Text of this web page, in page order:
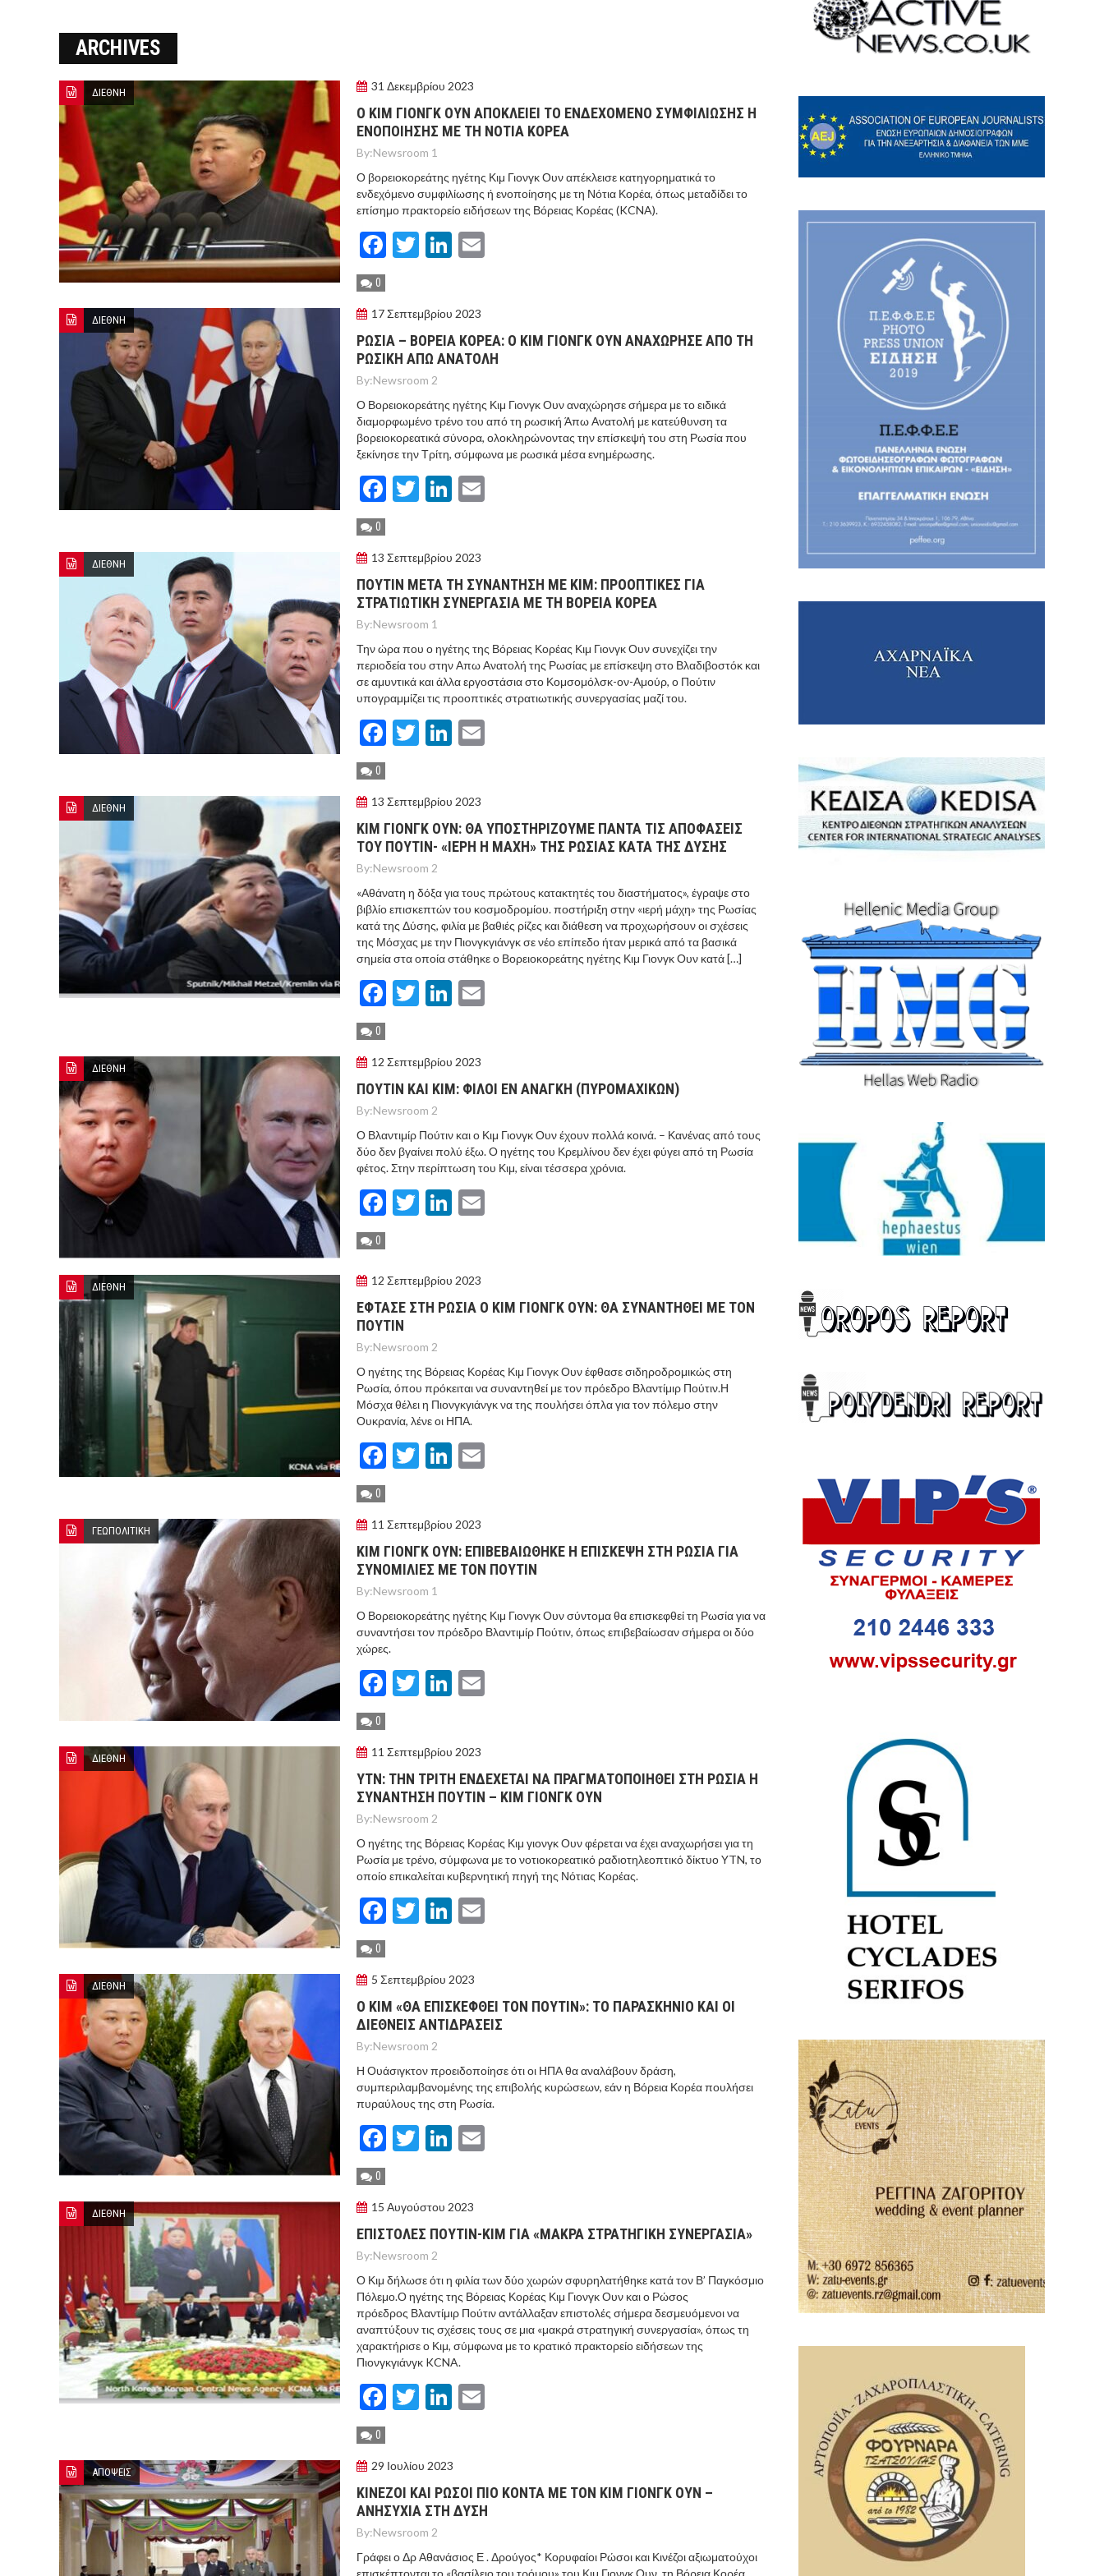
ARCHIVES
ΔΙΕΘΝΗ 31 Δεκεμβρίου 2023
Ο ΚΙΜ ΓΙΟΝΓΚ ΟΥΝ ΑΠΟΚΛΕΙΕΙ ΤΟ ΕΝΔΕΧΟΜΕΝΟ ΣΥΜΦΙΛΙΩΣΗΣ Η
ΕΝΟΠΟΙΗΣΗΣ ΜΕ ΤΗ ΝΟΤΙΑ ΚΟΡΕΑ
By:Newsroom 1
Ο βορειοκορεάτης ηγέτης Κιμ Γιονγκ Ουν απέκλεισε κατηγορηματικά το
ενδεχόμενο συμφιλίωσης ή ενοποίησης με τη Νότια Κορέα, όπως μεταδίδει το
επίσημο πρακτορείο ειδήσεων της Βόρειας Κορέας (KCNA).
Facebook
TwitterLinkedIn
0
ΔΙΕΘΝΗ 17 Σεπτεμβρίου 2023
ΡΩΣΙΑ – ΒΟΡΕΙΑ ΚΟΡΕΑ: Ο ΚΙΜ ΓΙΟΝΓΚ ΟΥΝ ΑΝΑΧΩΡΗΣΕ ΑΠΟ ΤΗ
ΡΩΣΙΚΗ ΆΠΩ ΑΝΑΤΟΛΗ
By:Newsroom 2
Ο Βορειοκορεάτης ηγέτης Κιμ Γιονγκ Ουν αναχώρησε σήμερα με το ειδικά
διαμορφωμένο τρένο του από τη ρωσική Άπω Ανατολή με κατεύθυνση τα
βορειοκορεατικά σύνορα, ολοκληρώνοντας την επίσκεψή του στη Ρωσία που
ξεκίνησε την Τρίτη, σύμφωνα με ρωσικά μέσα ενημέρωσης.
Facebook
TwitterLinkedIn
0
ΔΙΕΘΝΗ 13 Σεπτεμβρίου 2023
ΠΟΥΤΙΝ ΜΕΤΑ ΤΗ ΣΥΝΑΝΤΗΣΗ ΜΕ ΚΙΜ: ΠΡΟΟΠΤΙΚΕΣ ΓΙΑ
ΣΤΡΑΤΙΩΤΙΚΗ ΣΥΝΕΡΓΑΣΙΑ ΜΕ ΤΗ ΒΟΡΕΙΑ ΚΟΡΕΑ
By:Newsroom 1
Την ώρα που ο ηγέτης της Βόρειας Κορέας Κιμ Γιονγκ Ουν συνεχίζει την
περιοδεία του στην Απω Ανατολή της Ρωσίας με επίσκεψη στο Βλαδιβοστόκ και
σε αμυντικά και άλλα εργοστάσια στο Κομσομόλσκ-ον-Αμούρ, ο Πούτιν
υπογραμμίζει τις προοπτικές στρατιωτικής συνεργασίας μαζί του.
Facebook
TwitterLinkedIn
0
ΔΙΕΘΝΗ 13 Σεπτεμβρίου 2023
ΚΙΜ ΓΙΟΝΓΚ ΟΥΝ: ΘΑ ΥΠΟΣΤΗΡΙΖΟΥΜΕ ΠΑΝΤΑ ΤΙΣ ΑΠΟΦΑΣΕΙΣ
ΤΟΥ ΠΟΥΤΙΝ- «ΙΕΡΗ Η ΜΑΧΗ» ΤΗΣ ΡΩΣΙΑΣ ΚΑΤΑ ΤΗΣ ΔΥΣΗΣ
By:Newsroom 2
«Αθάνατη η δόξα για τους πρώτους κατακτητές του διαστήματος», έγραψε στο
βιβλίο επισκεπτών του κοσμοδρομίου. ποστήριξη στην «ιερή μάχη» της Ρωσίας
κατά της Δύσης, φιλία με βαθιές ρίζες και διάθεση να προχωρήσουν οι σχέσεις
της Μόσχας με την Πιονγκγιάνγκ σε νέο επίπεδο ήταν μερικά από τα βασικά
σημεία στα οποία στάθηκε ο Βορειοκορεάτης ηγέτης Κιμ Γιονγκ Ουν κατά […]
Facebook
TwitterLinkedIn
0
ΔΙΕΘΝΗ 12 Σεπτεμβρίου 2023
ΠΟΥΤΙΝ ΚΑΙ ΚΙΜ: ΦΙΛΟΙ ΕΝ ΑΝΑΓΚΗ (ΠΥΡΟΜΑΧΙΚΩΝ)
By:Newsroom 2
Ο Βλαντιμίρ Πούτιν και ο Κιμ Γιονγκ Ουν έχουν πολλά κοινά. – Κανένας από τους
δύο δεν βγαίνει πολύ έξω. Ο ηγέτης του Κρεμλίνου δεν έχει φύγει από τη Ρωσία
φέτος. Στην περίπτωση του Κιμ, είναι τέσσερα χρόνια.
Facebook
TwitterLinkedIn
0
ΔΙΕΘΝΗ 12 Σεπτεμβρίου 2023
ΕΦΤΑΣΕ ΣΤΗ ΡΩΣΙΑ Ο ΚΙΜ ΓΙΟΝΓΚ ΟΥΝ: ΘΑ ΣΥΝΑΝΤΗΘΕΙ ΜΕ ΤΟΝ
ΠΟΥΤΙΝ
By:Newsroom 2
Ο ηγέτης της Βόρειας Κορέας Κιμ Γιονγκ Ουν έφθασε σιδηροδρομικώς στη
Ρωσία, όπου πρόκειται να συναντηθεί με τον πρόεδρο Βλαντίμιρ Πούτιν.Η
Μόσχα θέλει η Πιονγκγιάνγκ να της πουλήσει όπλα για τον πόλεμο στην
Ουκρανία, λένε οι ΗΠΑ.
Facebook
TwitterLinkedIn
0
ΓΕΩΠΟΛΙΤΙΚΗ 11 Σεπτεμβρίου 2023
ΚΙΜ ΓΙΟΝΓΚ ΟΥΝ: ΕΠΙΒΕΒΑΙΩΘΗΚΕ Η ΕΠΙΣΚΕΨΗ ΣΤΗ ΡΩΣΙΑ ΓΙΑ
ΣΥΝΟΜΙΛΙΕΣ ΜΕ ΤΟΝ ΠΟΥΤΙΝ
By:Newsroom 1
Ο Βορειοκορεάτης ηγέτης Κιμ Γιονγκ Ουν σύντομα θα επισκεφθεί τη Ρωσία για να
συναντήσει τον πρόεδρο Βλαντιμίρ Πούτιν, όπως επιβεβαίωσαν σήμερα οι δύο
χώρες.
Facebook
TwitterLinkedIn
0
ΔΙΕΘΝΗ 11 Σεπτεμβρίου 2023
YTN: ΤΗΝ ΤΡΙΤΗ ΕΝΔΕΧΕΤΑΙ ΝΑ ΠΡΑΓΜΑΤΟΠΟΙΗΘΕΙ ΣΤΗ ΡΩΣΙΑ Η
ΣΥΝΑΝΤΗΣΗ ΠΟΥΤΙΝ – ΚΙΜ ΓΙΟΝΓΚ ΟΥΝ
By:Newsroom 2
Ο ηγέτης της Βόρειας Κορέας Κιμ γιονγκ Ουν φέρεται να έχει αναχωρήσει για τη
Ρωσία με τρένο, σύμφωνα με το νοτιοκορεατικό ραδιοτηλεοπτικό δίκτυο YTN, το
οποίο επικαλείται κυβερνητική πηγή της Νότιας Κορέας.
Facebook
TwitterLinkedIn
0
ΔΙΕΘΝΗ 5 Σεπτεμβρίου 2023
O ΚΙΜ «ΘΑ ΕΠΙΣΚΕΦΘΕΙ ΤΟΝ ΠΟΥΤΙΝ»: ΤΟ ΠΑΡΑΣΚΗΝΙΟ ΚΑΙ ΟΙ
ΔΙΕΘΝΕΙΣ ΑΝΤΙΔΡΑΣΕΙΣ
By:Newsroom 2
Η Ουάσιγκτον προειδοποίησε ότι οι ΗΠΑ θα αναλάβουν δράση,
συμπεριλαμβανομένης της επιβολής κυρώσεων, εάν η Βόρεια Κορέα πουλήσει
πυραύλους της στη Ρωσία.
Facebook
TwitterLinkedIn
0
ΔΙΕΘΝΗ 15 Αυγούστου 2023
ΕΠΙΣΤΟΛΕΣ ΠΟΥΤΙΝ-ΚΙΜ ΓΙΑ «ΜΑΚΡΑ ΣΤΡΑΤΗΓΙΚΗ ΣΥΝΕΡΓΑΣΙΑ»
By:Newsroom 2
Ο Κιμ δήλωσε ότι η φιλία των δύο χωρών σφυρηλατήθηκε κατά τον Β’ Παγκόσμιο
Πόλεμο.Ο ηγέτης της Βόρειας Κορέας Κιμ Γιονγκ Ουν και ο Ρώσος
πρόεδρος Βλαντίμιρ Πούτιν αντάλλαξαν επιστολές σήμερα δεσμευόμενοι να
αναπτύξουν τις σχέσεις τους σε μια «μακρά στρατηγική συνεργασία», όπως τη
χαρακτήρισε ο Κιμ, σύμφωνα με το κρατικό πρακτορείο ειδήσεων της
Πιονγκγιάνγκ KCNA.
Facebook
TwitterLinkedIn
0
ΑΠΟΨΕΙΣ 29 Ιουλίου 2023
ΚΙΝΕΖΟΙ ΚΑΙ ΡΩΣΟΙ ΠΙΟ ΚΟΝΤΑ ΜΕ ΤΟΝ ΚΙΜ ΓΙΟΝΓΚ ΟΥΝ –
ΑΝΗΣΥΧΙΑ ΣΤΗ ΔΥΣΗ
By:Newsroom 2
Γράφει ο Δρ Αθανάσιος Ε . Δρούγος* Κορυφαίοι Ρώσοι και Κινέζοι αξιωματούχοι
επισκέπτονται το «βασίλειο του τρόμου» του Κιμ Γιονγκ Ουν, τη Βόρεια Κορέα,